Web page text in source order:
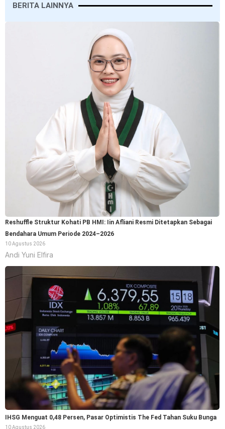
BERITA LAINNYA
Reshuffle Struktur Kohati PB HMI: Iin Afliani Resmi Ditetapkan Sebagai
Bendahara Umum Periode 2024–2026
10 Agustus 2026
Andi Yuni Elfira
IHSG Menguat 0,48 Persen, Pasar Optimistis The Fed Tahan Suku Bunga
10 Agustus 2026